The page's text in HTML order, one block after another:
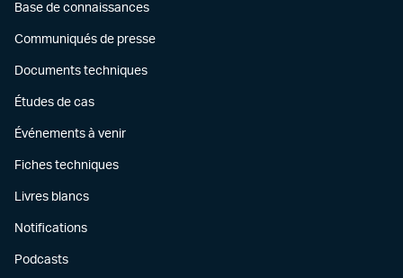
Base de connaissances
Communiqués de presse
Documents techniques
Études de cas
Événements à venir
Fiches techniques
Livres blancs
Notifications
Podcasts